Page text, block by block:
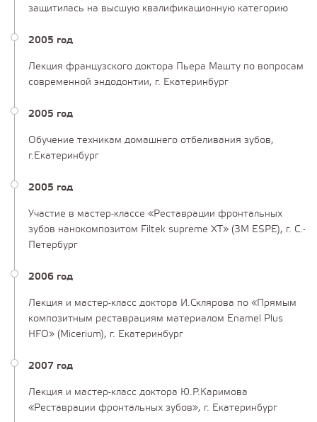
защитилась на высшую квалификационную категорию
2005 год
Лекция французского доктора Пьера Машту по вопросам
современной эндодонтии, г. Екатеринбург
2005 год
Обучение техникам домашнего отбеливания зубов,
г.Екатеринбург
2005 год
Участие в мастер-классе «Реставрации фронтальных
зубов нанокомпозитом Filtek supreme XT» (3M ESPE), г. С.-
Петербург
2006 год
Лекция и мастер-класс доктора И.Склярова по «Прямым
композитным реставрациям материалом Enamel Plus
HFO» (Micerium), г. Екатеринбург
2007 год
Лекция и мастер-класс доктора Ю.Р.Каримова
«Реставрации фронтальных зубов», г. Екатеринбург